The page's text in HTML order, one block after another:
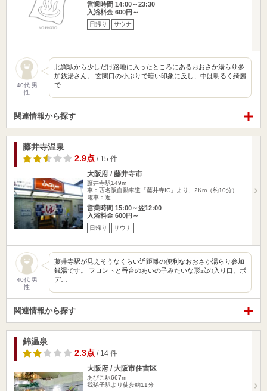
営業時間 14:00～23:30
入浴料金 600円～
日帰り サウナ
40代 男
性
北巽駅から少しだけ路地に入ったところにあるおおさか湯らり参
加銭湯さん。 玄関口の小ぶりで暗い印象に反し、中は明るく綺麗
で…
関連情報から探す
藤井寺温泉
2.9点 / 15 件
大阪府 / 藤井寺市
藤井寺駅149m
車：西名阪自動車道「藤井寺IC」より、2Km（約10分）
電車：近…
営業時間 15:00～翌12:00
入浴料金 600円～
日帰り サウナ
40代 男
性
藤井寺駅が見えそうなくらい近距離の便利なおおさか湯らり参加
銭湯です。 フロントと番台のあいの子みたいな形式の入り口。ボ
デ…
関連情報から探す
錦温泉
2.3点 / 14 件
大阪府 / 大阪市住吉区
あびこ駅667m
我孫子駅より徒歩約11分